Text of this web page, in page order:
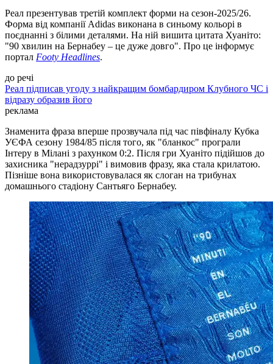
Реал презентував третій комплект форми на сезон-2025/26.
Форма від компанії Adidas виконана в синьому кольорі в
поєднанні з білими деталями. На ній вишита цитата Хуаніто:
"90 хвилин на Бернабеу – це дуже довго". Про це інформує
портал Footy Headlines.
до речі
Реал підписав угоду з найкращим бомбардиром Клубного ЧС і
відразу образив його
реклама
Знаменита фраза вперше прозвучала під час півфіналу Кубка
УЄФА сезону 1984/85 після того, як "бланкос" програли
Інтеру в Мілані з рахунком 0:2. Після гри Хуаніто підійшов до
захисника "нерадзуррі" і вимовив фразу, яка стала крилатою.
Пізніше вона використовувалася як слоган на трибунах
домашнього стадіону Сантьяго Бернабеу.